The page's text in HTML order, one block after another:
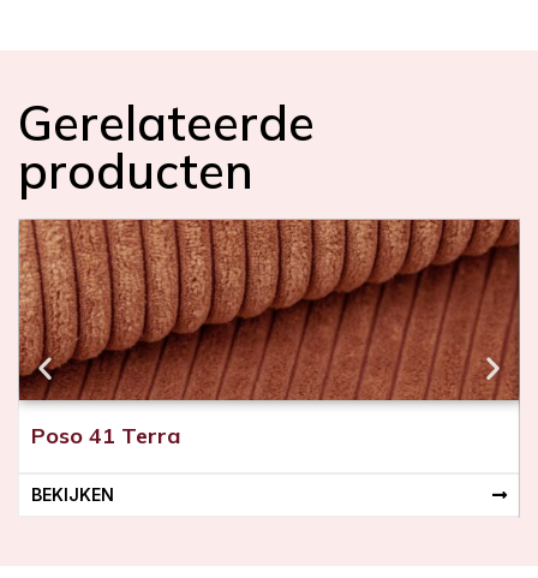
Gerelateerde
producten
Poso 41 Terra
BEKIJKEN